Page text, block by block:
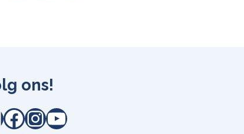
ons!
Facebook
Instagram
YouTube